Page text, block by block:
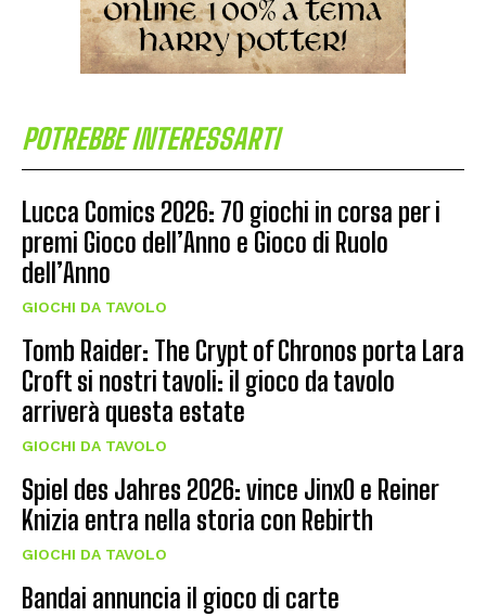
POTREBBE INTERESSARTI
Lucca Comics 2026: 70 giochi in corsa per i
premi Gioco dell’Anno e Gioco di Ruolo
dell’Anno
GIOCHI DA TAVOLO
Tomb Raider: The Crypt of Chronos porta Lara
Croft si nostri tavoli: il gioco da tavolo
arriverà questa estate
GIOCHI DA TAVOLO
Spiel des Jahres 2026: vince JinxO e Reiner
Knizia entra nella storia con Rebirth
GIOCHI DA TAVOLO
Bandai annuncia il gioco di carte